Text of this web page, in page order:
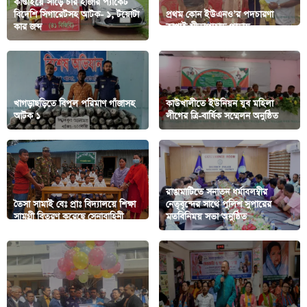
বিদেশি সিগারেটসহ আটক- ১, টয়োটা
কার জব্দ
প্রথম কোন ইউএনও’র পদচারণা
কাপ্তাই সীতাপাহাড় পাড়ায়
খাগড়াছড়িতে বিপুল পরিমাণ গাঁজাসহ
আটক ১
কাউখালীতে ইউনিয়ন যুব মহিলা
লীগের ত্রি-বার্ষিক সম্মেলন অনুষ্ঠিত
তৈসা সামাই বেঃ প্রাঃ বিদ্যালয়ে শিক্ষা
সামগ্রী বিতরণ করেছে সেনাবাহিনী
রাঙামাটিতে সনাতন ধর্মাবলম্বীর
নেতৃবৃন্দের সাথে পুলিশ সুপারের
মতবিনিময় সভা অনুষ্ঠিত